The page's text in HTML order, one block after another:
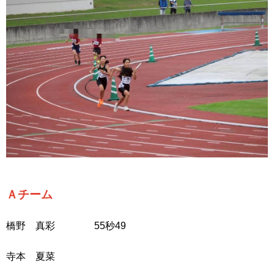
Ａチーム
橋野 真彩 55秒49
寺本 夏菜